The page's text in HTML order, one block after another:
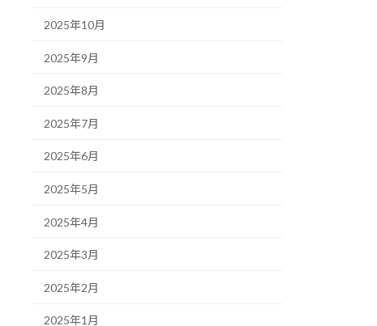
2025年10月
2025年9月
2025年8月
2025年7月
2025年6月
2025年5月
2025年4月
2025年3月
2025年2月
2025年1月